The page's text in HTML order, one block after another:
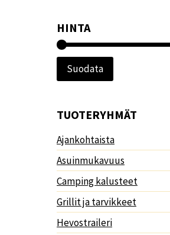
HINTA
Suodata
TUOTERYHMÄT
Ajankohtaista
Asuinmukavuus
Camping kalusteet
Grillit ja tarvikkeet
Hevostraileri